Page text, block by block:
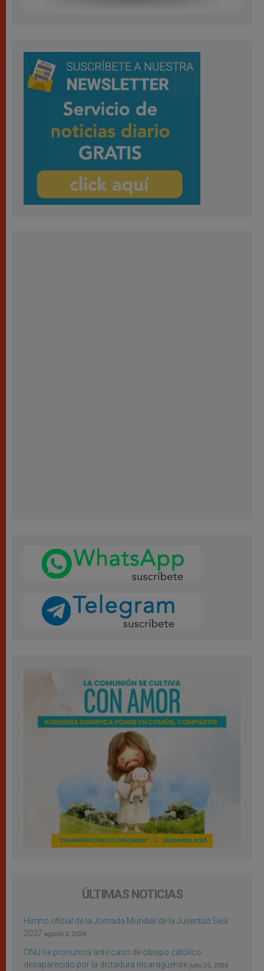
ÚLTIMAS NOTICIAS
Himno oficial de la Jornada Mundial de la Juventud Seúl
2027 agosto 3, 2026
ONU se pronuncia ante caso de obispo católico
desaparecido por la dictadura nicaragüense julio 25, 2026